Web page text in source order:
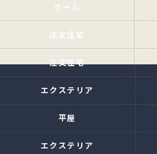
ホーム
注文住宅
注文住宅
エクステリア
平屋
エクステリア